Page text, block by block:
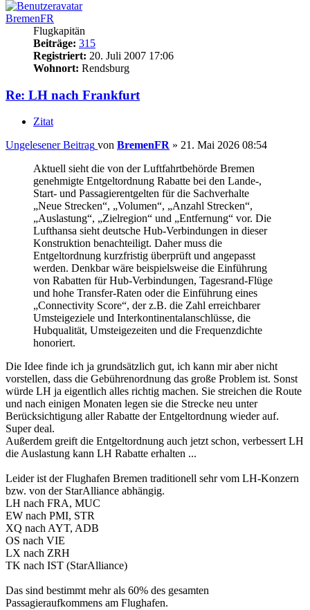
BremenFR
Flugkapitän
Beiträge: 315
Registriert: 20. Juli 2007 17:06
Wohnort: Rendsburg
Re: LH nach Frankfurt
Zitat
Ungelesener Beitrag von BremenFR » 21. Mai 2026 08:54
Aktuell sieht die von der Luftfahrtbehörde Bremen
genehmigte Entgeltordnung Rabatte bei den Lande-,
Start- und Passagierentgelten für die Sachverhalte
„Neue Strecken“, „Volumen“, „Anzahl Strecken“,
„Auslastung“, „Zielregion“ und „Entfernung“ vor. Die
Lufthansa sieht deutsche Hub-Verbindungen in dieser
Konstruktion benachteiligt. Daher muss die
Entgeltordnung kurzfristig überprüft und angepasst
werden. Denkbar wäre beispielsweise die Einführung
von Rabatten für Hub-Verbindungen, Tagesrand-Flüge
und hohe Transfer-Raten oder die Einführung eines
„Connectivity Score“, der z.B. die Zahl erreichbarer
Umsteigeziele und Interkontinentalanschlüsse, die
Hubqualität, Umsteigezeiten und die Frequenzdichte
honoriert.
Die Idee finde ich ja grundsätzlich gut, ich kann mir aber nicht
vorstellen, dass die Gebührenordnung das große Problem ist. Sonst
würde LH ja eigentlich alles richtig machen. Sie streichen die Route
und nach einigen Monaten legen sie die Strecke neu unter
Berücksichtigung aller Rabatte der Entgeltordnung wieder auf.
Super deal.
Außerdem greift die Entgeltordnung auch jetzt schon, verbessert LH
die Auslastung kann LH Rabatte erhalten ...
Leider ist der Flughafen Bremen traditionell sehr vom LH-Konzern
bzw. von der StarAlliance abhängig.
LH nach FRA, MUC
EW nach PMI, STR
XQ nach AYT, ADB
OS nach VIE
LX nach ZRH
TK nach IST (StarAlliance)
Das sind bestimmt mehr als 60% des gesamten
Passagieraufkommens am Flughafen.